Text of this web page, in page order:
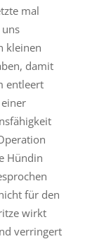
mal
kleinen
damit
entleert
Hündin
für den
wirkt
verringert